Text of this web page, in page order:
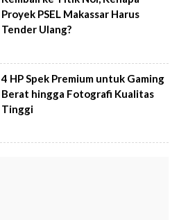
Proyek PSEL Makassar Harus
Tender Ulang?
4 HP Spek Premium untuk Gaming
Berat hingga Fotografi Kualitas
Tinggi